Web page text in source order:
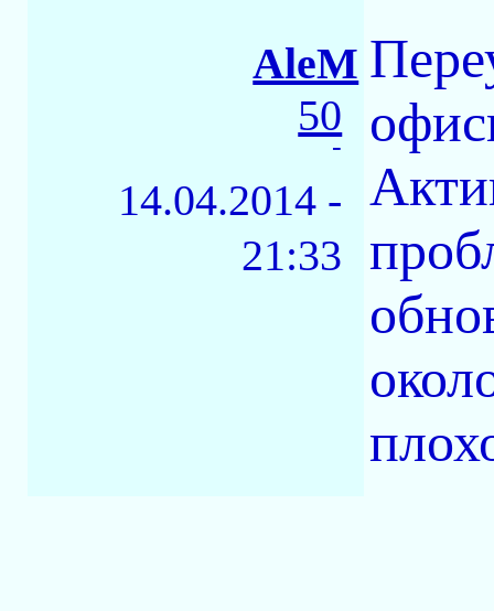
AleM
50
-
14.04.2014 -
21:33